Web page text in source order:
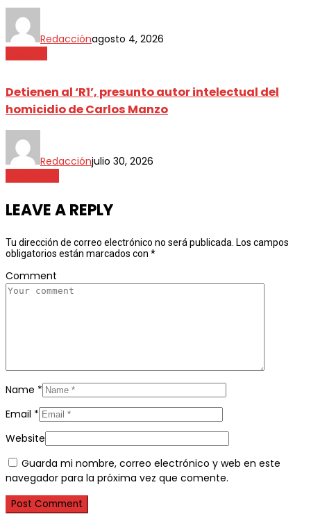
Redacciónagosto 4, 2026
Detienen al ‘R1’, presunto autor intelectual del
homicidio de Carlos Manzo
Redacciónjulio 30, 2026
LEAVE A REPLY
Tu dirección de correo electrónico no será publicada. Los campos
obligatorios están marcados con *
Comment
Name *
Email *
Website
Guarda mi nombre, correo electrónico y web en este
navegador para la próxima vez que comente.